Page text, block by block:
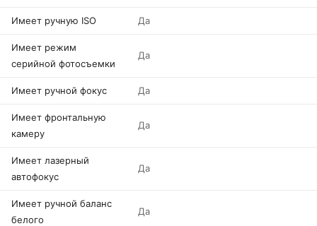
Имеет ручную ISO Да
Имеет режим
серийной фотосъемки
Да
Имеет ручной фокус Да
Имеет фронтальную
камеру
Да
Имеет лазерный
автофокус
Да
Имеет ручной баланс
белого
Да